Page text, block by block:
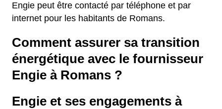
Engie peut être contacté par téléphone et par
internet pour les habitants de Romans.
Comment assurer sa transition
énergétique avec le fournisseur
Engie à Romans ?
Engie et ses engagements à